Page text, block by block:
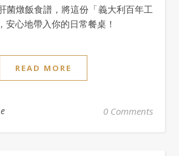
菌燉飯食譜，將這份「義大利百年工
安心地帶入你的日常餐桌！
READ MORE
0 Comments